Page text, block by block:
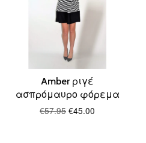
Amber ριγέ
ασπρόμαυρο φόρεμα
€57.95 €45.00